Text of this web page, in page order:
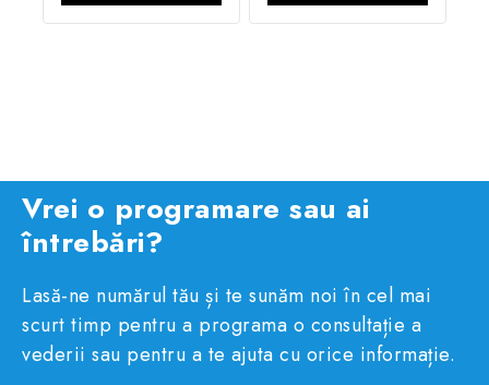
Vrei o programare sau ai
întrebări?
Lasă-ne numărul tău și te sunăm noi în cel mai
scurt timp pentru a programa o consultație a
vederii sau pentru a te ajuta cu orice informație.